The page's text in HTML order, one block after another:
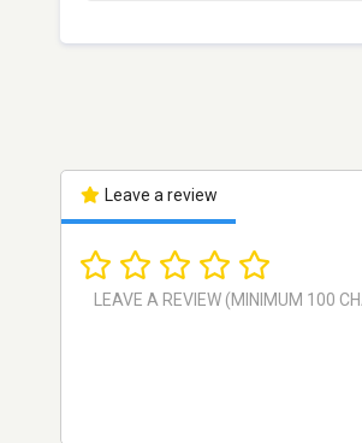
Leave a review